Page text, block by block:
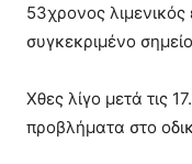
53χρονος
συγκεκριμένο
Χθες λίγο μετά τις
προβλήματα στο